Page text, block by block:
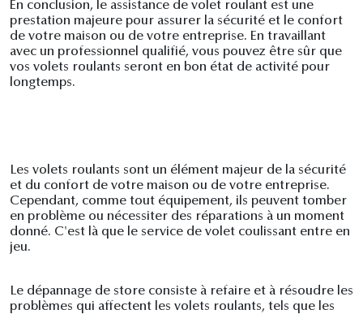
En conclusion, le assistance de volet roulant est une
prestation majeure pour assurer la sécurité et le confort
de votre maison ou de votre entreprise. En travaillant
avec un professionnel qualifié, vous pouvez être sûr que
vos volets roulants seront en bon état de activité pour
longtemps.
Les volets roulants sont un élément majeur de la sécurité
et du confort de votre maison ou de votre entreprise.
Cependant, comme tout équipement, ils peuvent tomber
en problème ou nécessiter des réparations à un moment
donné. C'est là que le service de volet coulissant entre en
jeu.
Le dépannage de store consiste à refaire et à résoudre les
problèmes qui affectent les volets roulants, tels que les